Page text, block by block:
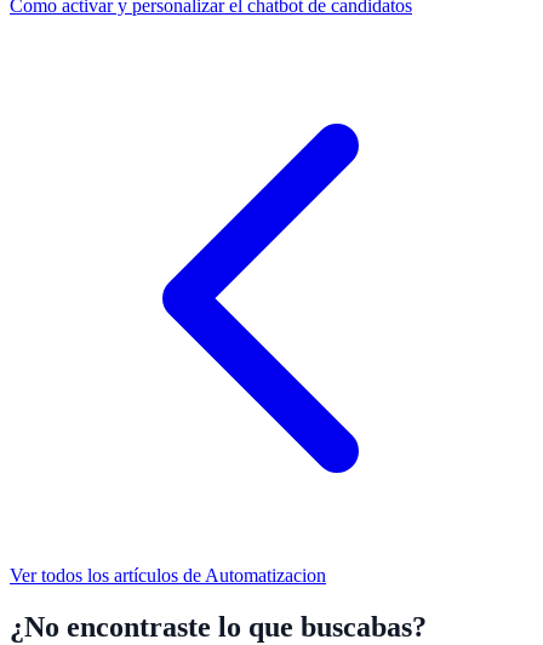
Como activar y personalizar el chatbot de candidatos
Ver todos los artículos de Automatizacion
¿No encontraste lo que buscabas?